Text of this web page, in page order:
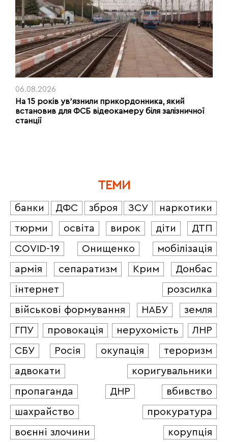
06.08.2026
На 15 років увʼязнили прикордонника, який
встановив для ФСБ відеокамеру біля залізничної
станції
ТЕМИ
банки ДФС зброя ЗСУ
наркотики
тюрми
освіта вирок діти
ДТП
COVID-19
Онищенко
мобілізація
армія
сепаратизм Крим
Донбас
інтернет
розсилка
військові формування
НАБУ
земля
ГПУ
провокація нерухомість
ЛНР
СБУ
Росія окупація
тероризм
адвокати
коригувальники
пропаганда
ДНР
вбивство
шахрайство
прокуратура
воєнні злочини
корупція